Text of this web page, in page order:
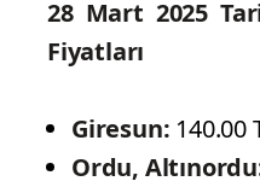
28 Mart 2025
Fiyatları
Giresun: 140.00
Ordu,